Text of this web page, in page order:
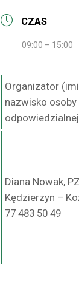
Organizator
nazwisko osoby
Diana Nowak,
Kędzierzyn –
77 483 50 49
CZAS
09:00 – 15:00